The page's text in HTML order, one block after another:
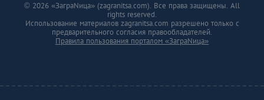
© 2026 «ЗаграNица» (zagranitsa.com). Все права защищены. All
rights reserved.
Использование материалов zagranitsa.com разрешено только с
предварительного согласия правообладателей.
Правила пользования порталом «ЗаграNица»